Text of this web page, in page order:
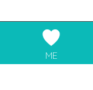
ME